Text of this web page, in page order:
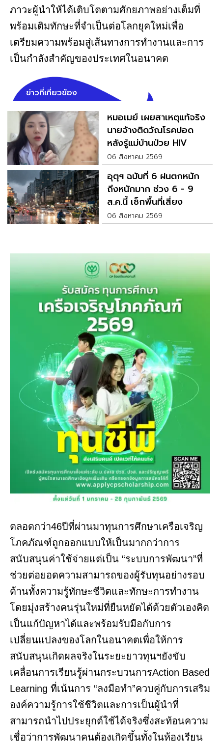
ภาวะผู้นำให้ได้เติบโตตามศักยภาพอย่างเต็มที่
พร้อมเติมทักษะที่จำเป็นต่อโลกยุคใหม่เพื่อ
เตรียมความพร้อมสู่เส้นทางการทำงานและการ
เป็นกำลังสำคัญของประเทศในอนาคต
ข่าวที่เกี่ยวข้อง
หมอเมย์ เผยสาเหตุแท้จริง
นายจ้างติดวัณโรคปอด
หลังรู้แม่บ้านป่วย HIV
06 สิงหาคม 2569
อุตุฯ ฉบับที่ 6 ฝนตกหนัก
ถึงหนักมาก ช่วง 6 - 9
ส.ค.นี้ เช็กพื้นที่เสี่ยง
06 สิงหาคม 2569
ตลอดกว่า46ปีที่ผ่านมาทุนการศึกษาเครือเจริญ
โภคภัณฑ์ถูกออกแบบให้เป็นมากกว่าการ
สนับสนุนค่าใช้จ่ายแต่เป็น “ระบบการพัฒนา”ที่
ช่วยต่อยอดความสามารถของผู้รับทุนอย่างรอบ
ด้านทั้งความรู้ทักษะชีวิตและทักษะการทำงาน
โดยมุ่งสร้างคนรุ่นใหม่ที่ยืนหยัดได้ด้วยตัวเองคิด
เป็นแก้ปัญหาได้และพร้อมรับมือกับการ
เปลี่ยนแปลงของโลกในอนาคตเพื่อให้การ
สนับสนุนเกิดผลจริงในระยะยาวทุนฯยังขับ
เคลื่อนการเรียนรู้ผ่านกระบวนการAction Based
Learning ที่เน้นการ “ลงมือทำ”ควบคู่กับการเสริม
องค์ความรู้การใช้ชีวิตและการเป็นผู้นำที่
สามารถนำไปประยุกต์ใช้ได้จริงซึ่งสะท้อนความ
เชื่อว่าการพัฒนาคนต้องเกิดขึ้นทั้งในห้องเรียน